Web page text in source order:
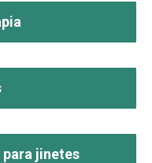
jinetes